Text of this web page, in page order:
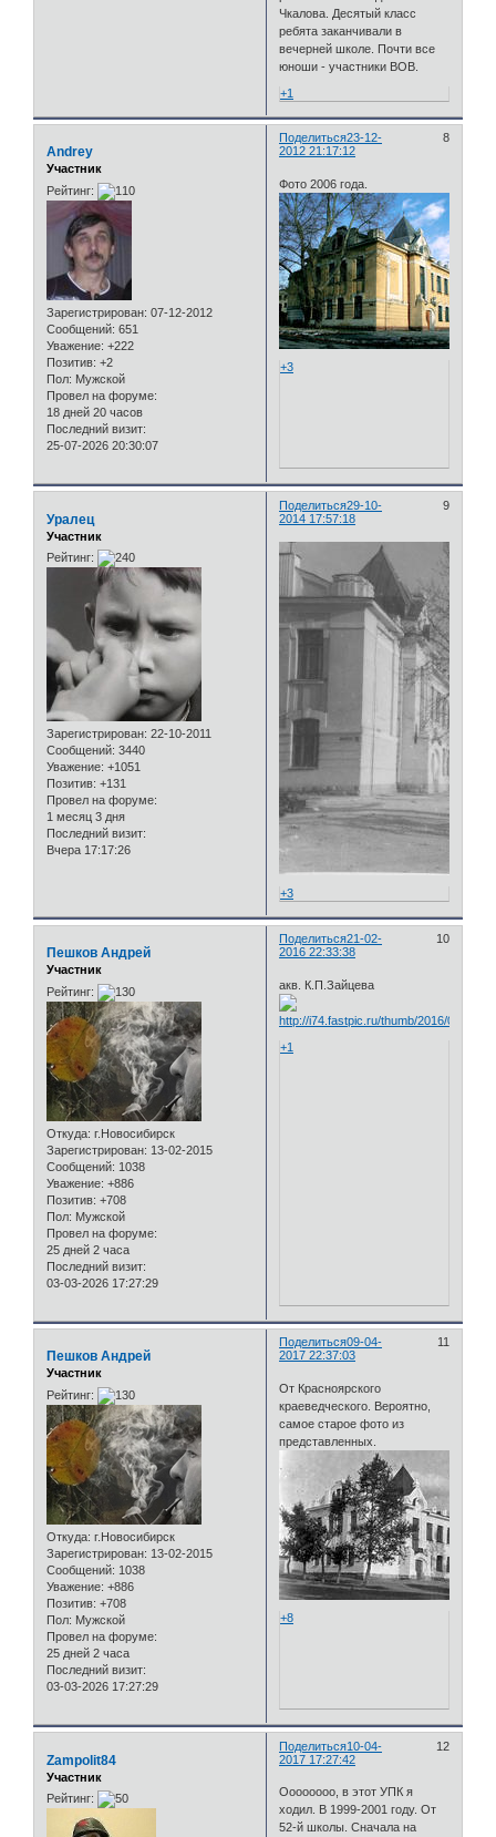
Чкалова. Десятый класс
ребята заканчивали в
вечерней школе. Почти все
юноши - участники ВОВ.
+1
Поделиться 8
23-12-
2012 21:17:12
Andrey
Участник
Рейтинг:
Зарегистрирован: 07-12-2012
Сообщений: 651
Уважение: +222
Позитив: +2
Пол: Мужской
Провел на форуме:
18 дней 20 часов
Последний визит:
25-07-2026 20:30:07
Фото 2006 года.
+3
Поделиться 9
29-10-
2014 17:57:18
Уралец
Участник
Рейтинг:
Зарегистрирован: 22-10-2011
Сообщений: 3440
Уважение: +1051
Позитив: +131
Провел на форуме:
1 месяц 3 дня
Последний визит:
Вчера 17:17:26
+3
Поделиться 10
21-02-
2016 22:33:38
Пешков Андрей
Участник
Рейтинг:
Откуда: г.Новосибирск
Зарегистрирован: 13-02-2015
Сообщений: 1038
Уважение: +886
Позитив: +708
Пол: Мужской
Провел на форуме:
25 дней 2 часа
Последний визит:
03-03-2026 17:27:29
акв. К.П.Зайцева
+1
Поделиться 11
09-04-
2017 22:37:03
Пешков Андрей
Участник
Рейтинг:
Откуда: г.Новосибирск
Зарегистрирован: 13-02-2015
Сообщений: 1038
Уважение: +886
Позитив: +708
Пол: Мужской
Провел на форуме:
25 дней 2 часа
Последний визит:
03-03-2026 17:27:29
От Красноярского
краеведческого. Вероятно,
самое старое фото из
представленных.
+8
Поделиться 12
10-04-
2017 17:27:42
Zampolit84
Участник
Рейтинг:
Оооооооо, в этот УПК я
ходил. В 1999-2001 году. От
52-й школы. Сначала на